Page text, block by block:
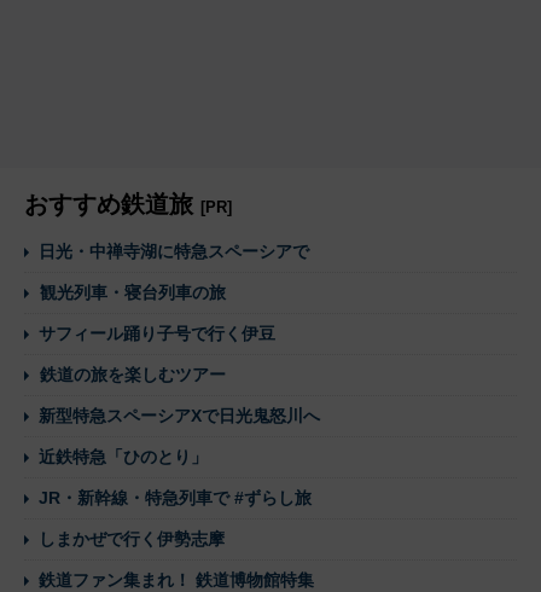
おすすめ鉄道旅 [PR]
日光・中禅寺湖に特急スペーシアで
観光列車・寝台列車の旅
サフィール踊り子号で行く伊豆
鉄道の旅を楽しむツアー
新型特急スペーシアXで日光鬼怒川へ
近鉄特急「ひのとり」
JR・新幹線・特急列車で #ずらし旅
しまかぜで行く伊勢志摩
鉄道ファン集まれ！ 鉄道博物館特集